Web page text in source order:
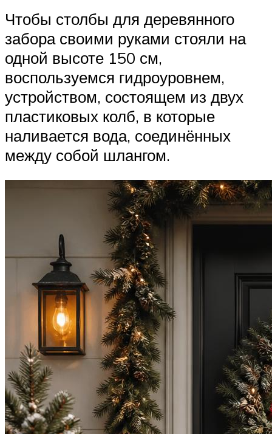
Чтобы столбы для деревянного
забора своими руками стояли на
одной высоте 150 см,
воспользуемся гидроуровнем,
устройством, состоящем из двух
пластиковых колб, в которые
наливается вода, соединённых
между собой шлангом.